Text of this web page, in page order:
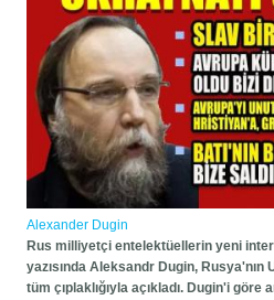
Alexander Dugin
Rus milliyetçi entelektüellerin yeni
yazısında Aleksandr Dugin,
tüm çıplaklığıyla açıkladı. Dugin'i göre